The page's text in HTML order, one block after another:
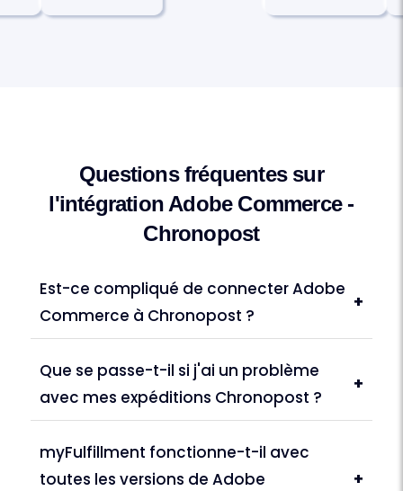
Questions fréquentes sur
l'intégration Adobe Commerce -
Chronopost
Est-ce compliqué de connecter Adobe
Commerce à Chronopost ?
+
Que se passe-t-il si j'ai un problème
avec mes expéditions Chronopost ?
+
myFulfillment fonctionne-t-il avec
toutes les versions de Adobe
+